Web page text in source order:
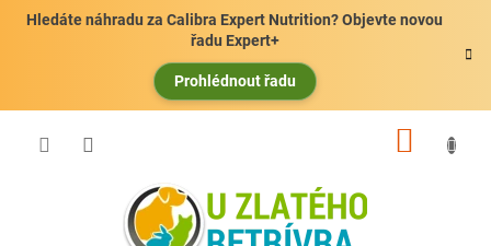
Hledáte náhradu za Calibra Expert Nutrition? Objevte novou
řadu Expert+
Prohlédnout řadu